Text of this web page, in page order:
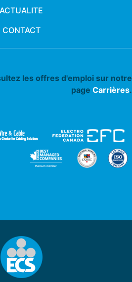
ACTUALITE
CONTACT
les offres d'emploi sur notre
page Carrières.